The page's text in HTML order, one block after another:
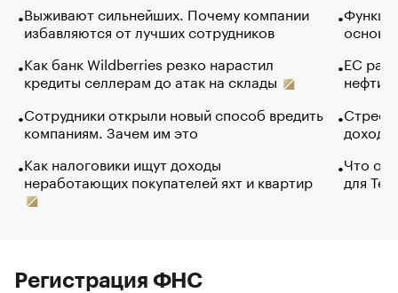
Выживают сильнейших. Почему компании
избавляются от лучших сотрудников
Как банк Wildberries резко нарастил
кредиты селлерам до атак на склады
Сотрудники открыли новый способ вредить
компаниям. Зачем им это
Как налоговики ищут доходы
неработающих покупателей яхт и квартир
основ
ЕС
нефти
Что
для
Регистрация ФНС